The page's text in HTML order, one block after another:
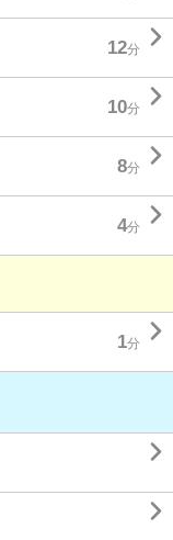
12分 
10分 
8分 
4分 
1分 

